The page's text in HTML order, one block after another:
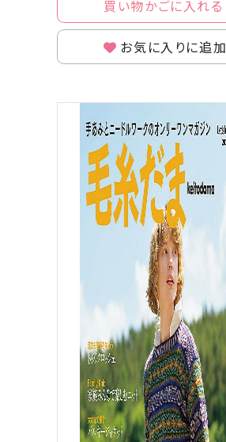
買い物かごに入れる
お気に入りに追加